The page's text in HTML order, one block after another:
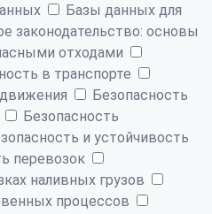
Базы данных для
законодательство: основы
отходами
в транспорте
Безопасность
Безопасность
и устойчивость
перевозок
наливных грузов
процессов